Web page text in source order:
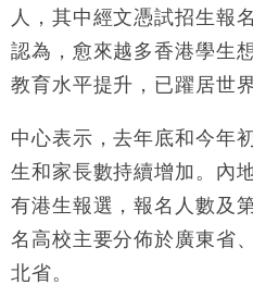
東京半島
13:12
國際｜特朗普赴洛杉
手
11:40
財經｜黑石傳再籌逾
Google晶片
10:57
財經｜美商務部擬擴
25%
18:15
人，其中經文憑試招生報
認為，愈來越多香港學生
教育水平提升，已躍居世
中心表示，去年底和今年
生和家長數持續增加。內
有港生報選，報名人數及
名高校主要分佈於廣東省
北省。